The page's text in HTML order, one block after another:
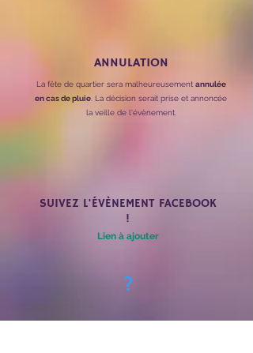
ANNULATION
La fête de quartier sera malheureusement annulée
en cas de pluie . La décision serait prise et annoncée
la veille de l'évènement.
SUIVEZ L'ÉVÈNEMENT FACEBOOK
!
Lien à ajouter
?